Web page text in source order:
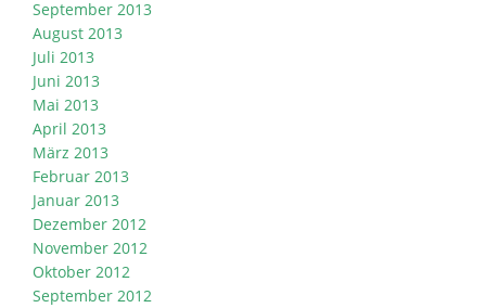
September 2013
August 2013
Juli 2013
Juni 2013
Mai 2013
April 2013
März 2013
Februar 2013
Januar 2013
Dezember 2012
November 2012
Oktober 2012
September 2012